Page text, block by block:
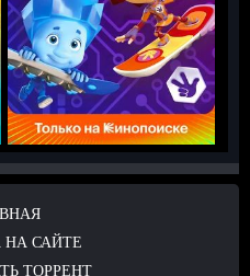
САЙТЕ
ТОРРЕНТ